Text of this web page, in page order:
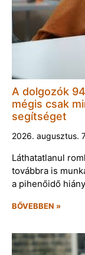
A dolgozók
mégis csak
segítséget
2026. augusztus.
Láthatatlanul
továbbra is
a pihenőidő
BŐVEBBEN »